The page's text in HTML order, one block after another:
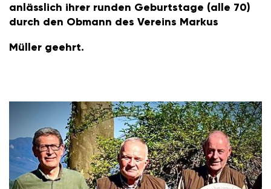
anläss­lich ihrer runden Geburts­tage (alle 70)
durch den Obmann des Vereins Markus
Müller geehrt.